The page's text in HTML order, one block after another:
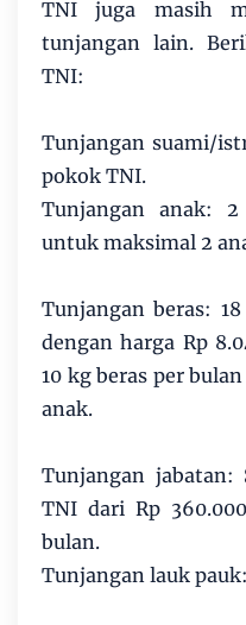
TNI juga masih
tunjangan lain.
TNI:
Tunjangan suami/
pokok TNI.
Tunjangan anak:
untuk maksimal 2
Tunjangan beras:
dengan harga Rp
10 kg beras per
anak.
Tunjangan jabatan:
TNI dari Rp
bulan.
Tunjangan lauk